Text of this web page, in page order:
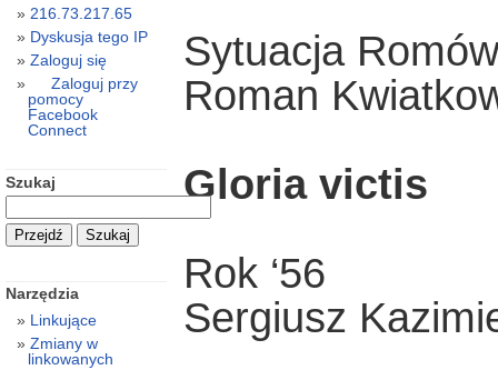
Sytuacja
Roman
Gloria victis
Rok ‘56
Sergiusz
216.73.217.65
Dyskusja tego IP
Zaloguj się
Zaloguj przy
pomocy
Facebook
Connect
Szukaj
Narzędzia
Linkujące
Zmiany w
linkowanych